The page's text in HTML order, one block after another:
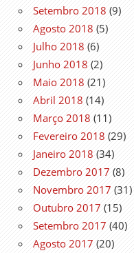
Setembro 2018 (9)
Agosto 2018 (5)
Julho 2018 (6)
Junho 2018 (2)
Maio 2018 (21)
Abril 2018 (14)
Março 2018 (11)
Fevereiro 2018 (29)
Janeiro 2018 (34)
Dezembro 2017 (8)
Novembro 2017 (31)
Outubro 2017 (15)
Setembro 2017 (40)
Agosto 2017 (20)